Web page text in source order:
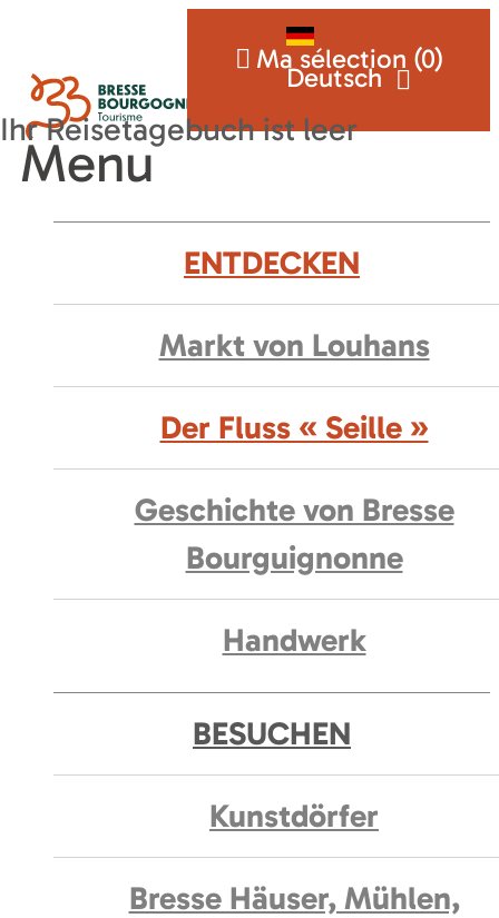
Deutsch
Ma sélection (0)
Menu
ENTDECKEN
Markt von Louhans
Der Fluss « Seille »
Geschichte von Bresse
Bourguignonne
Handwerk
BESUCHEN
Kunstdörfer
Bresse Häuser, Mühlen,